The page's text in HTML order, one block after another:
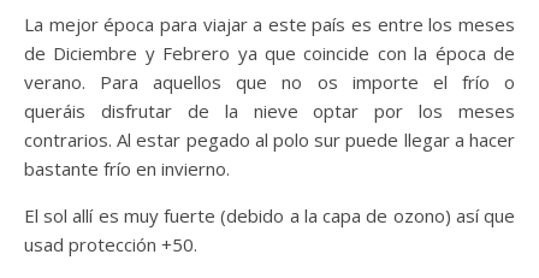
La mejor época para viajar a este país es entre los meses
de Diciembre y Febrero ya que coincide con la época de
verano. Para aquellos que no os importe el frío o
queráis disfrutar de la nieve optar por los meses
contrarios. Al estar pegado al polo sur puede llegar a hacer
bastante frío en invierno.
El sol allí es muy fuerte (debido a la capa de ozono) así que
usad protección +50.